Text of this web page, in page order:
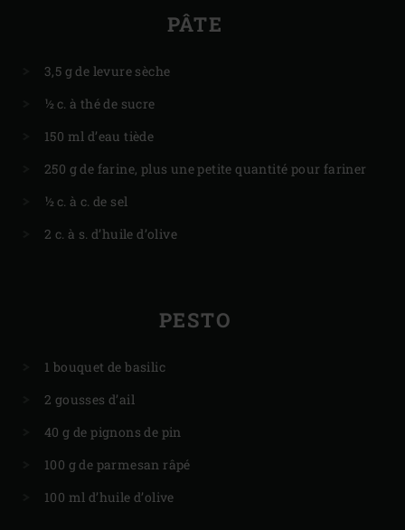
PÂTE
3,5 g de levure sèche
½ c. à thé de sucre
150 ml d’eau tiède
250 g de farine, plus une petite quantité pour fariner
½ c. à c. de sel
2 c. à s. d’huile d’olive
PESTO
1 bouquet de basilic
2 gousses d’ail
40 g de pignons de pin
100 g de parmesan râpé
100 ml d’huile d’olive